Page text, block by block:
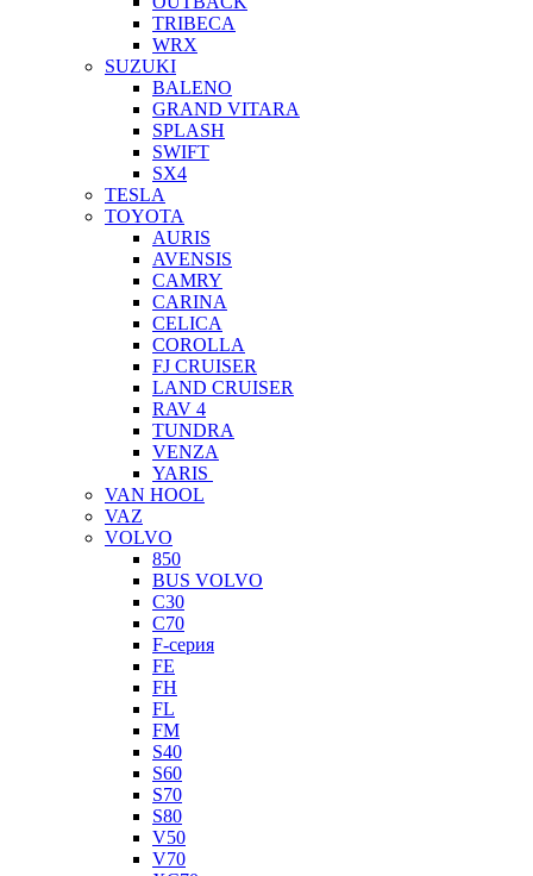
TRIBECA
WRX
SUZUKI
BALENO
GRAND VITARA
SPLASH
SWIFT
SX4
TESLA
TOYOTA
AURIS
AVENSIS
CAMRY
CARINA
CELICA
COROLLA
FJ CRUISER
LAND CRUISER
RAV 4
TUNDRA
VENZA
YARIS
VAN HOOL
VAZ
VOLVO
850
BUS VOLVO
C30
C70
F-серия
FE
FH
FL
FM
S40
S60
S70
S80
V50
V70